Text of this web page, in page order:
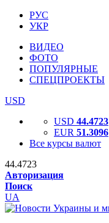
РУС
УКР
ВИДЕО
ФОТО
ПОПУЛЯРНЫЕ
СПЕЦПРОЕКТЫ
USD
USD 44.4723
EUR 51.3096
Все курсы валют
44.4723
Авторизация
Поиск
UA